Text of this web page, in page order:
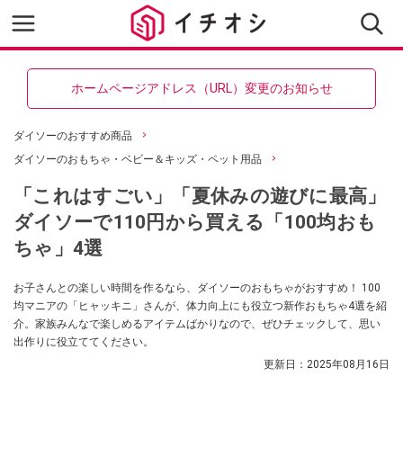
ホームページアドレス（URL）変更のお知らせ
ダイソーのおすすめ商品
ダイソーのおもちゃ・ベビー＆キッズ・ペット用品
「これはすごい」「夏休みの遊びに最高」
ダイソーで110円から買える「100均おも
ちゃ」4選
お子さんとの楽しい時間を作るなら、ダイソーのおもちゃがおすすめ！ 100
均マニアの「ヒャッキニ」さんが、体力向上にも役立つ新作おもちゃ4選を紹
介。家族みんなで楽しめるアイテムばかりなので、ぜひチェックして、思い
出作りに役立ててください。
更新日： 2025年08月16日